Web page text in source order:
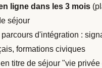
ligne dans les 3 mois
séjour
d'intégration :
formations civiques
titre de séjour "vie